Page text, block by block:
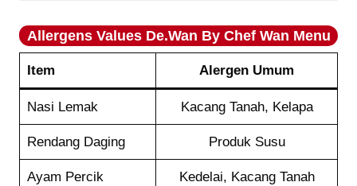
Allergens Values De.Wan By Chef Wan Menu
Item Alergen Umum
Nasi Lemak Kacang Tanah, Kelapa
Rendang Daging Produk Susu
Ayam Percik Kedelai, Kacang Tanah